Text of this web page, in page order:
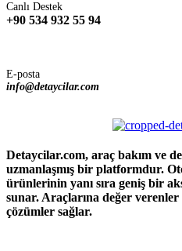
Canlı Destek
+90 534 932 55 94
E-posta
info@detaycilar.com
Detaycilar.com, araç bakım ve
uzmanlaşmış bir platformdur.
ürünlerinin yanı sıra geniş bir
sunar. Araçlarına değer
çözümler sağlar.